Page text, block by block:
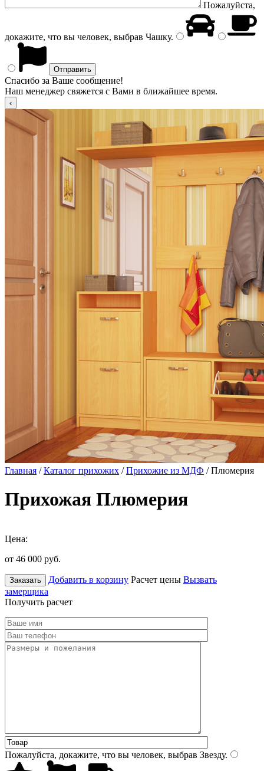
Пожалуйста,
докажите, что вы человек, выбрав Чашку.
Спасибо за Ваше сообщение!
Наш менеджер свяжется с Вами в ближайшее время.
Главная /Каталог прихожих /Прихожие из МДФ / Плюмерия
Прихожая Плюмерия
Цена:
от 46 000 руб.
Заказать Добавить в корзину Расчет цены Вызвать
замерщика
Получить расчет
Пожалуйста, докажите, что вы человек, выбрав Звезду.